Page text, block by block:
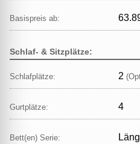
Basispreis ab:
Schlaf- & Sitzplätze:
Schlafplätze: 2
Gurtplätze: 4
Bett(en) Serie: